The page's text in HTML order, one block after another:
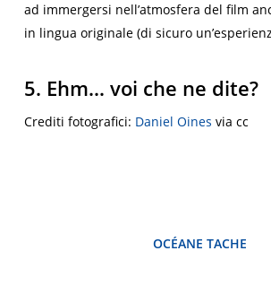
ad immergersi nell’atmosfera del film
in lingua originale (di sicuro
5. Ehm… voi che ne dite?
Crediti fotografici: Daniel Oines via cc
OCÉANE TACHE